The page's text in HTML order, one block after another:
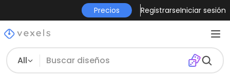
Precios RegistrarseIniciar sesión
All